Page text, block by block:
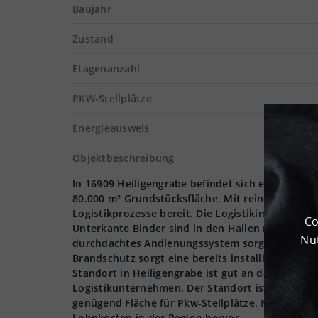
Baujahr
Zustand
Etagenanzahl
PKW-Stellplätze
Energieausweis
Objektbeschreibung
In 16909 Heiligengrabe befindet sich eine
80.000 m² Grundstücksfläche. Mit reiner
Logistikprozesse bereit. Die Logistikimmobilien
Unterkante Binder sind in den Hallen nutzbar.
durchdachtes Andienungssystem sorgt für
Brandschutz sorgt eine bereits installierte
Standort in Heiligengrabe ist gut an das
Logistikunternehmen. Der Standort ist als
genügend Fläche für Pkw-Stellplätze. Neben